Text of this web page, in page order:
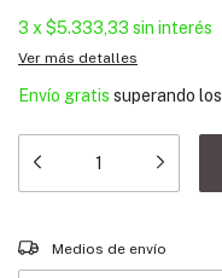
3 x $5.333,33 sin interés
Ver más detalles
Envío gratis superando los
Entregas para el CP:
Medios de envío